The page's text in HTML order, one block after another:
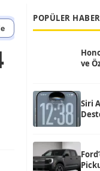
POPÜLER
ve
Siri